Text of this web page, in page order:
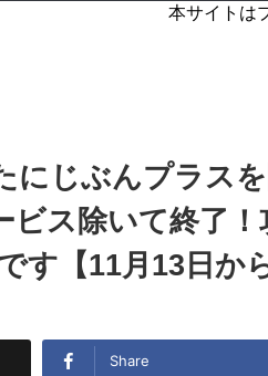
本サイトは
にじぶんプラス
ス除いて終了！
す【11月13日から
Share